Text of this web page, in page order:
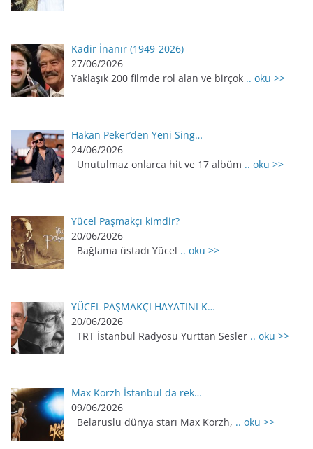
Kadir İnanır (1949-2026)
27/06/2026
Yaklaşık 200 filmde rol alan ve birçok .. oku >>
Hakan Peker’den Yeni Sing…
24/06/2026
Unutulmaz onlarca hit ve 17 albüm .. oku >>
Yücel Paşmakçı kimdir?
20/06/2026
Bağlama üstadı Yücel .. oku >>
YÜCEL PAŞMAKÇI HAYATINI K…
20/06/2026
TRT İstanbul Radyosu Yurttan Sesler .. oku >>
Max Korzh İstanbul da rek…
09/06/2026
Belaruslu dünya starı Max Korzh, .. oku >>